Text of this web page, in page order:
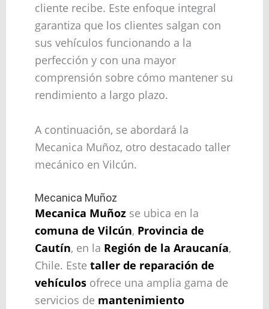
cliente recibe. Este enfoque integral
garantiza que los clientes salgan con
sus vehículos funcionando a la
perfección y con una mayor
comprensión sobre cómo mantener su
rendimiento a largo plazo.
A continuación, se abordará la
Mecanica Muñoz, otro destacado taller
mecánico en Vilcún.
Mecanica Muñoz
Mecanica Muñozse ubica en la
comuna de Vilcún, Provincia de
Cautín, en la Región de la Araucanía,
Chile. Este taller de reparación de
vehículosofrece una amplia gama de
servicios de mantenimiento